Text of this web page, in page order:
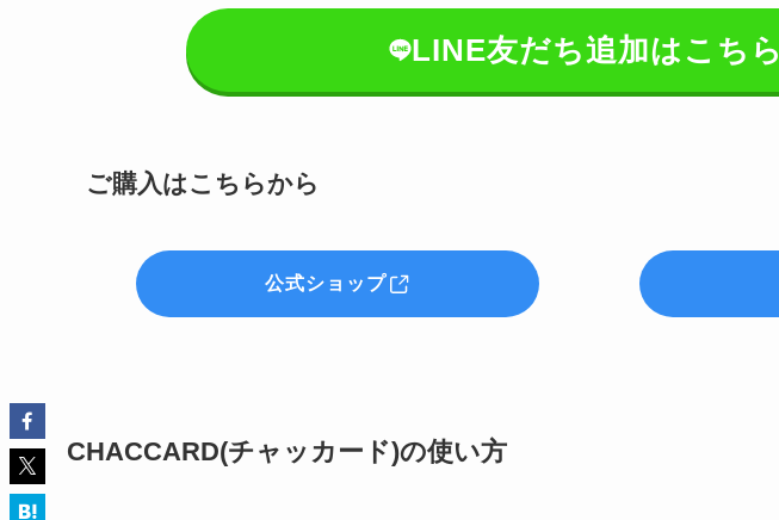
LINE友だち追加はこちら
ご購入はこちらから
公式ショップ
CHACCARD(チャッカード)の使い方